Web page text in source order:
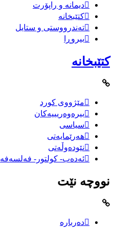
دیمانە و راپۆرت
کتێبخانە
تەندرووستی و ستایل
بیروڕا
کتێبخانە
مێژووى کورد
بیرەوەریییەکان
سیاسى
هەرێمایەتی
نێودەوڵەتی
ئەدەب- کولتور- فەلسەفە
نووچە نێت
دەربارە